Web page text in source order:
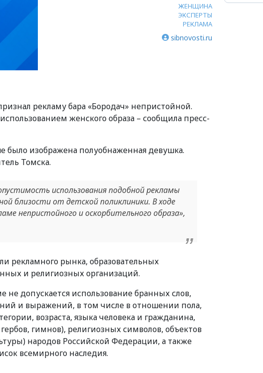
ЖЕНЩИНА
ЭКСПЕРТЫ
РЕКЛАМА
sibnovosti.ru
рекламу бара «Бородач» непристойной.
женского образа – сообщила пресс-
было изображена полуобнаженная девушка.
Томска.
использования подобной рекламы
близости от детской поликлиники. В ходе
непристойного и оскорбительного образа»,
рекламного рынка, образовательных
и религиозных организаций.
не допускается использование бранных слов,
и выражений, в том числе в отношении пола,
возраста, языка человека и гражданина,
гимнов), религиозных символов, объектов
народов Российской Федерации, а также
всемирного наследия.